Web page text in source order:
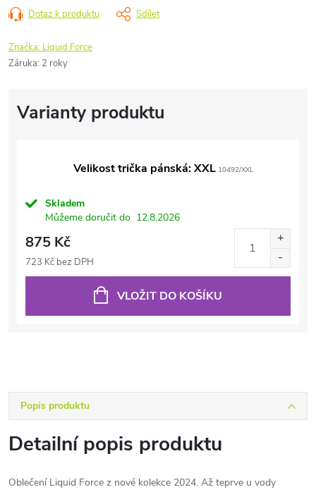
Dotaz k produktu Sdílet
Značka: Liquid Force
Záruka: 2 roky
Velikost trička pánská: XXL 10492/XXL
Skladem
Můžeme doručit do 12.8.2026
875 Kč
723 Kč bez DPH
VLOŽIT DO KOŠÍKU
Popis produktu
Detailní popis produktu
Oblečení Liquid Force z nové kolekce 2024. Až teprve u vody